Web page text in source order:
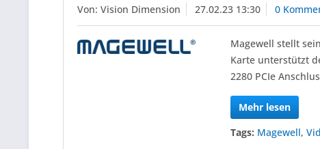
Von: Vision Dimension 27.02.23 13:30 0
Magewell stellt
Karte unterstützt
2280 PCIe
Mehr lesen
Tags: Magewell,